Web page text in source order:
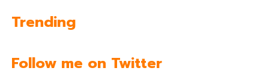
Trending
Follow me on Twitter